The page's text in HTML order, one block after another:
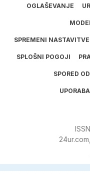
OGLAŠEVANJE
SPREMENI
SPLOŠNI POGOJI
SPORED
ISSN